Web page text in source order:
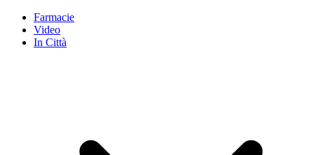
Farmacie
Video
In Città